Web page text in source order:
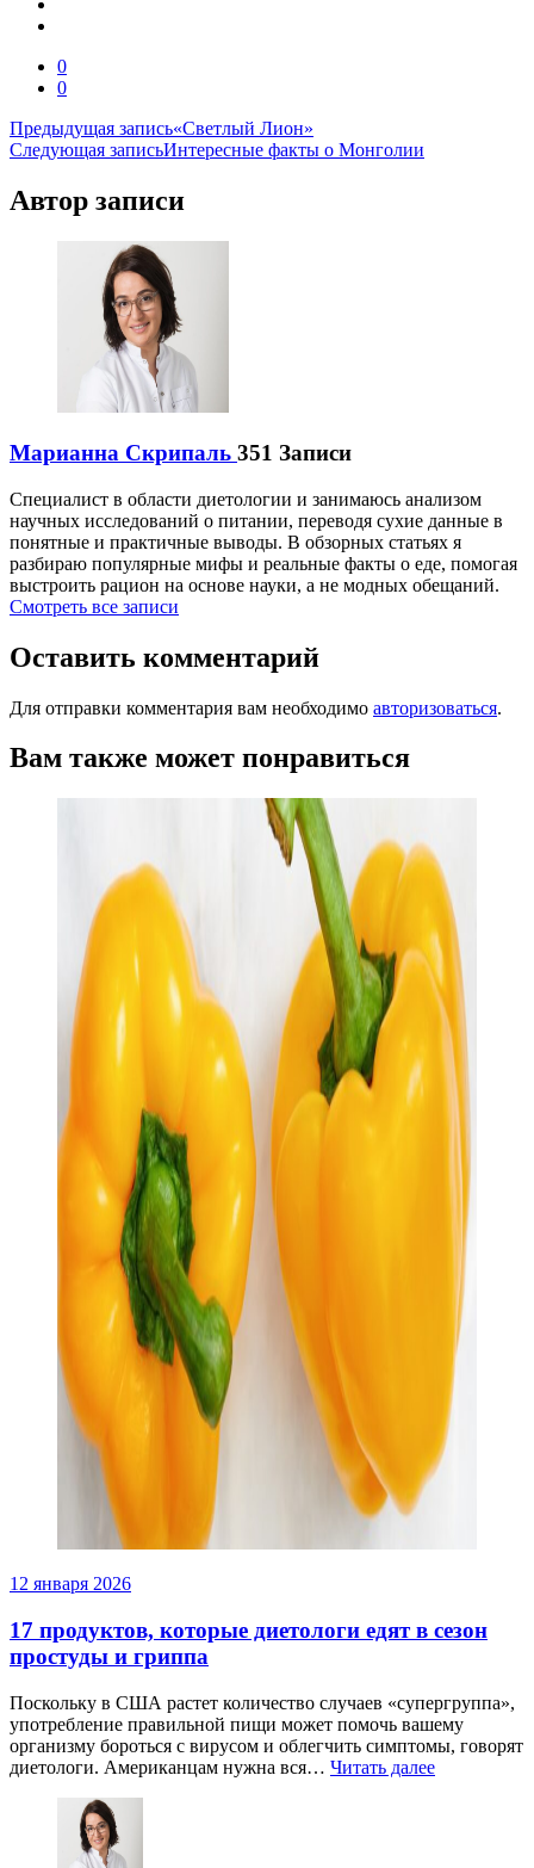
0
0
Навигация
по
записям
Предыдущая запись«Светлый Лион»
Следующая записьИнтересные факты о Монголии
Автор записи
Марианна Скрипаль 351 Записи
Специалист в области диетологии и занимаюсь анализом
научных исследований о питании, переводя сухие данные в
понятные и практичные выводы. В обзорных статьях я
разбираю популярные мифы и реальные факты о еде, помогая
выстроить рацион на основе науки, а не модных обещаний.
Смотреть все записи
Оставить комментарий
Для отправки комментария вам необходимо авторизоваться.
Вам также может понравиться
12 января 2026
17 продуктов, которые диетологи едят в сезон
простуды и гриппа
Поскольку в США растет количество случаев «супергруппа»,
употребление правильной пищи может помочь вашему
организму бороться с вирусом и облегчить симптомы, говорят
диетологи. Американцам нужна вся… Читать далее